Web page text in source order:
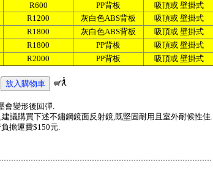
R600 PP背板
吸頂或 壁掛式
R1200 灰白色ABS背板
吸頂或 壁掛式
R1800 灰白色ABS背板
吸頂或 壁掛式
R1800 PP背板
吸頂或 壁掛式
R2000 PP背板 吸頂或 壁掛式
會變形後回彈.
議購買下述不鏽鋼鏡面反射鏡,既堅固耐用且室外耐候性佳.
擔運費$150元.